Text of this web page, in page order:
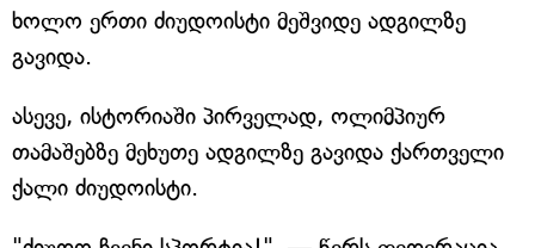
ხოლო ერთი ძიუდოისტი მეშვიდე ადგილზე
გავიდა.
ასევე, ისტორიაში პირველად, ოლიმპიურ
თამაშებზე მეხუთე ადგილზე გავიდა ქართველი
ქალი ძიუდოისტი.